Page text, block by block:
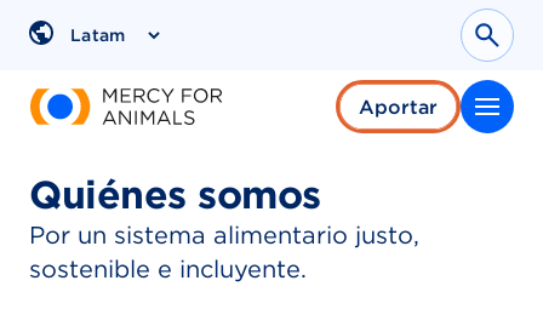
Region
Aportar
Quiénes somos
Por un sistema alimentario justo,
sostenible e incluyente.